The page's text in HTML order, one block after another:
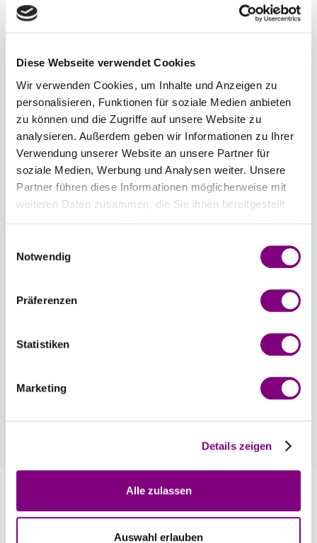
Diese Webseite verwendet Cookies
Wir verwenden Cookies, um Inhalte und Anzeigen zu
personalisieren, Funktionen für soziale Medien anbieten
zu können und die Zugriffe auf unsere Website zu
analysieren. Außerdem geben wir Informationen zu Ihrer
Verwendung unserer Website an unsere Partner für
soziale Medien, Werbung und Analysen weiter. Unsere
Partner führen diese Informationen möglicherweise mit
weiteren Daten zusammen, die Sie ihnen bereitgestellt
Notwendig
Präferenzen
Statistiken
Marketing
Details zeigen
Alle zulassen
Auswahl erlauben
Voraussichtliche Lieferzeit: 3-7 Werktage
614 - DENIM
Farbwahl öffnen
-
Gesamtsumme: Preis ab50.43
Optionen Sprache der Strickanleitung: Germany
Die Anleitung ist auf hochwertigem Papier gedruckt
Mitglied werden Sie ganz einfach an der Kasse mit nur